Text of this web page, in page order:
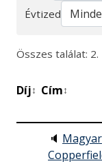
Évtized
Összes találat:
Díj↕ Cím↕
🔈 Magyar